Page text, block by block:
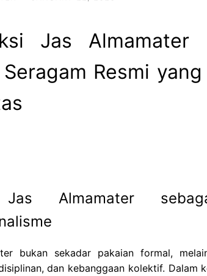
Jas Almamater
Resmi
Almamater
bukan sekadar pakaian formal,
dan kebanggaan kolektif. Dalam